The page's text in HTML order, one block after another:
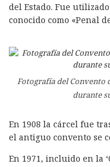
del Estado. Fue
conocido como «Penal
Fotografía del Convento
durante
En 1908 la cárcel fue
el antiguo convento se
En 1971, incluido en la